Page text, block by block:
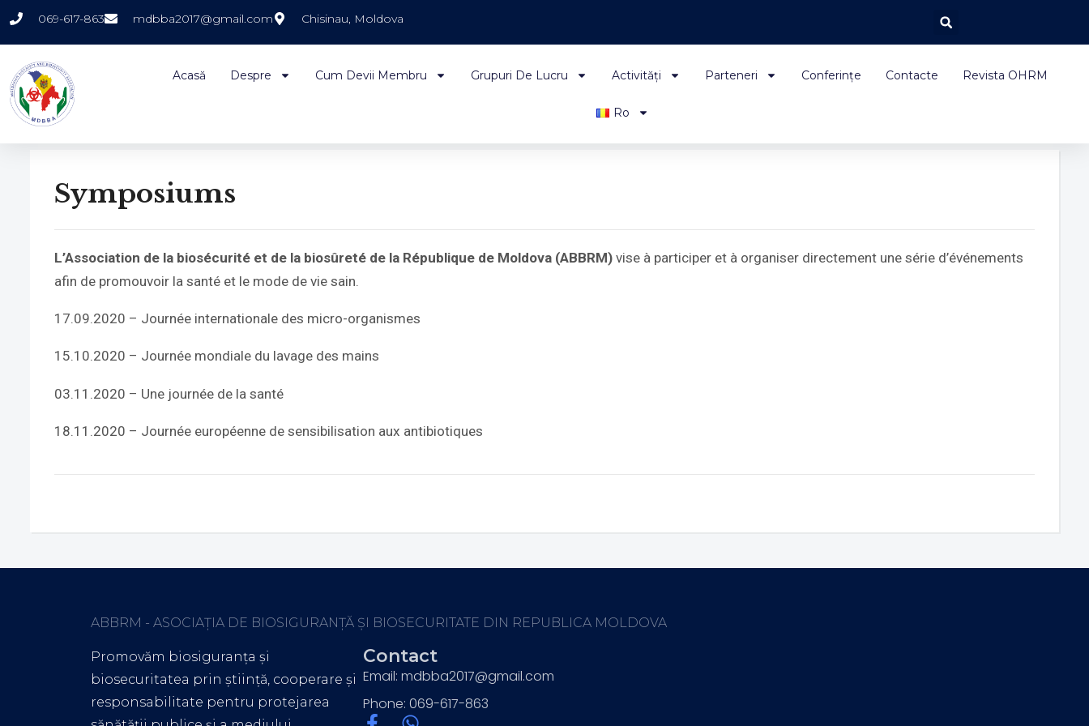
069-617-863 mdbba2017@gmail.com Chisinau, Moldova
Acasă Despre Cum Devii Membru Grupuri De Lucru Activități Parteneri Conferințe Contacte Revista OHRM
Ro
Symposiums
L’Association de la biosécurité et de la biosûreté de la République de Moldova (ABBRM) vise à participer et à organiser directement une série d’événements
afin de promouvoir la santé et le mode de vie sain.
17.09.2020 – Journée internationale des micro-organismes
15.10.2020 – Journée mondiale du lavage des mains
03.11.2020 – Une journée de la santé
18.11.2020 – Journée européenne de sensibilisation aux antibiotiques
ABBRM - ASOCIAȚIA DE BIOSIGURANȚĂ ȘI BIOSECURITATE DIN REPUBLICA MOLDOVA
Promovăm biosiguranța și
biosecuritatea prin știință, cooperare și
responsabilitate pentru protejarea
Contact
Email: mdbba2017@gmail.com
Phone: 069-617-863